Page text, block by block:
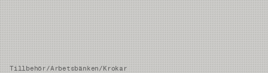
Tillbehör/Arbetsbänken/Krokar